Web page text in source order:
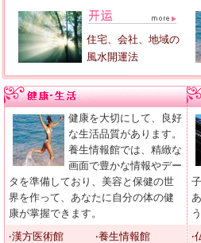
住宅、会社、地域の
風水開運法
健康を大切にして、良好
な生活品質があります。
養生情報館では、精緻な
画面で豊かな情報やデー
タを準備しており、美容と保健の世
界を作って、あなたに自分の体の健
康が掌握できます。
‧漢方医術館
‧養生情報館
‧